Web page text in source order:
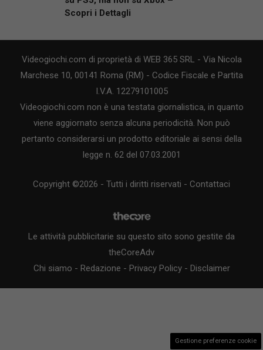
Scopri i Dettagli
Videogiochi.com di proprietà di WEB 365 SRL - Via Nicola
Marchese 10, 00141 Roma (RM) - Codice Fiscale e Partita
I.V.A. 12279101005
Videogiochi.com non è una testata giornalistica, in quanto
viene aggiornato senza alcuna periodicità. Non può
pertanto considerarsi un prodotto editoriale ai sensi della
legge n. 62 del 07.03.2001
Copyright ©2026 - Tutti i diritti riservati - Contattaci
Le attività pubblicitarie su questo sito sono gestite da
theCoreAdv
Chi siamo - Redazione - Privacy Policy- Disclaimer
Gestione preferenze cookie